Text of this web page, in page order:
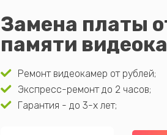
Замена платы
памяти
Ремонт видеокамер от рублей;
Экспресс-ремонт до 2 часов;
Гарантия - до 3-х лет;